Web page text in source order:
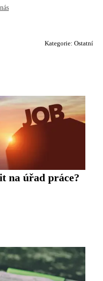
Kategorie: Ostatní
na úřad práce?